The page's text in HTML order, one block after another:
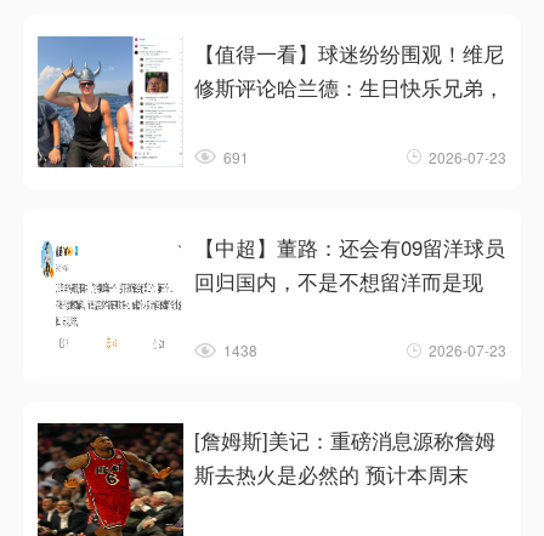
【值得一看】球迷纷纷围观！维尼
修斯评论哈兰德：生日快乐兄弟，
691 2026-07-23
【中超】董路：还会有09留洋球员
回归国内，不是不想留洋而是现
1438 2026-07-23
[詹姆斯]美记：重磅消息源称詹姆
斯去热火是必然的 预计本周末